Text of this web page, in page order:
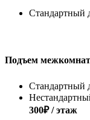
Стандартный
Подъем
Стандартный
300₽ / этаж